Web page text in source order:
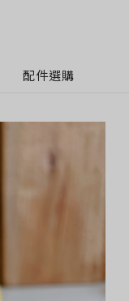
配件選購